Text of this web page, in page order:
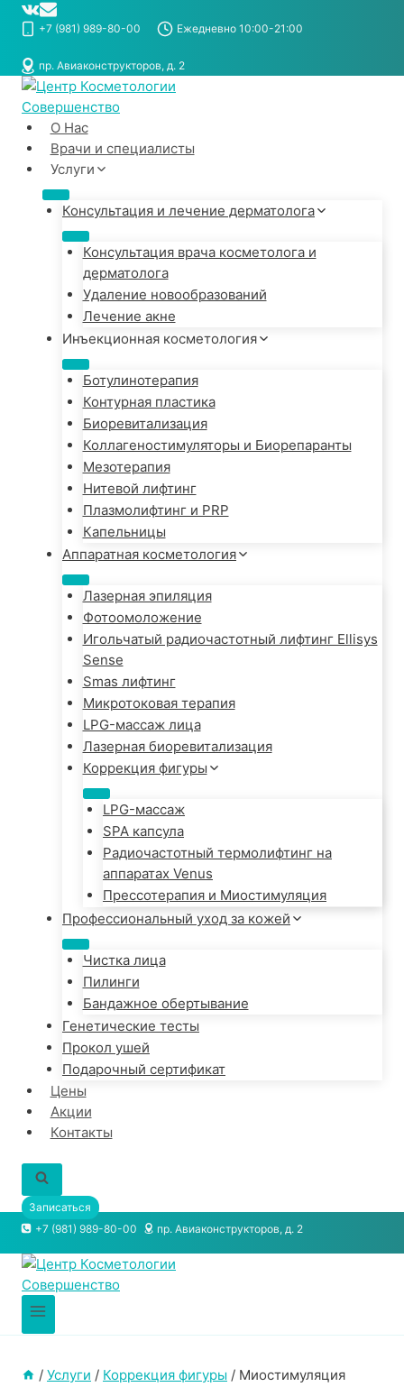
Перейти
+7 (981) 989-80-00 Ежедневно 10:00-21:00
пр. Авиаконструкторов, д. 2
О Нас
Врачи и специалисты
Услуги
Консультация и лечение дерматолога
Консультация врача косметолога и
дерматолога
Удаление новообразований
Лечение акне
Инъекционная косметология
Ботулинотерапия
Контурная пластика
Биоревитализация
Коллагеностимуляторы и Биорепаранты
Мезотерапия
Нитевой лифтинг
Плазмолифтинг и PRP
Капельницы
Аппаратная косметология
Лазерная эпиляция
Фотоомоложение
Игольчатый радиочастотный лифтинг Ellisys
Sense
Smas лифтинг
Микротоковая терапия
LPG-массаж лица
Лазерная биоревитализация
Коррекция фигуры
LPG-массаж
SPA капсула
Радиочастотный термолифтинг на
аппаратах Venus
Прессотерапия и Миостимуляция
Профессиональный уход за кожей
Чистка лица
Пилинги
Бандажное обертывание
Генетические тесты
Прокол ушей
Подарочный сертификат
Цены
Акции
Контакты
Записаться
+7 (981) 989-80-00
пр. Авиаконструкторов, д. 2
/ Услуги / Коррекция фигуры / Миостимуляция